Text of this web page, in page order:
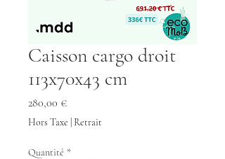
Caisson cargo droit
113x70x43 cm
280,00 €Prix
Hors Taxe Retrait
Quantité *